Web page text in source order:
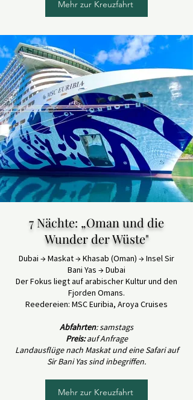
Mehr zur Kreuzfahrt
7 Nächte: „Oman und die
Wunder der Wüste"
Dubai → Maskat → Khasab (Oman) → Insel Sir
Bani Yas → Dubai
Der Fokus liegt auf arabischer Kultur und den
Fjorden Omans.
Reedereien: MSC Euribia, Aroya Cruises
Abfahrten: samstags
Preis:auf Anfrage
Landausflüge nach Maskat und eine Safari auf
Sir Bani Yas sind inbegriffen.
Mehr zur Kreuzfahrt